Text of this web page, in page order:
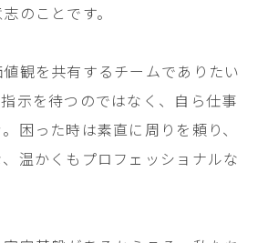
のことです。
観を共有するチームでありたい
示を待つのではなく、自ら仕事
困った時は素直に周りを頼り、
温かくもプロフェッショナルな